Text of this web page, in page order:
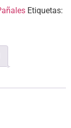
Etiquetas: